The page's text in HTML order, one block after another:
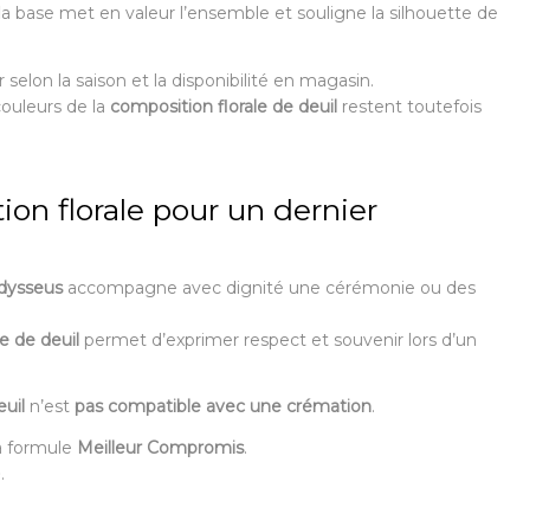
base met en valeur l’ensemble et souligne la silhouette de
la saison et la disponibilité en magasin.
de la composition florale de deuil restent toutefois
florale pour un dernier
accompagne avec dignité une cérémonie ou des
de deuil permet d’exprimer respect et souvenir lors d’un
n’est pas compatible avec une crémation.
formule Meilleur Compromis.